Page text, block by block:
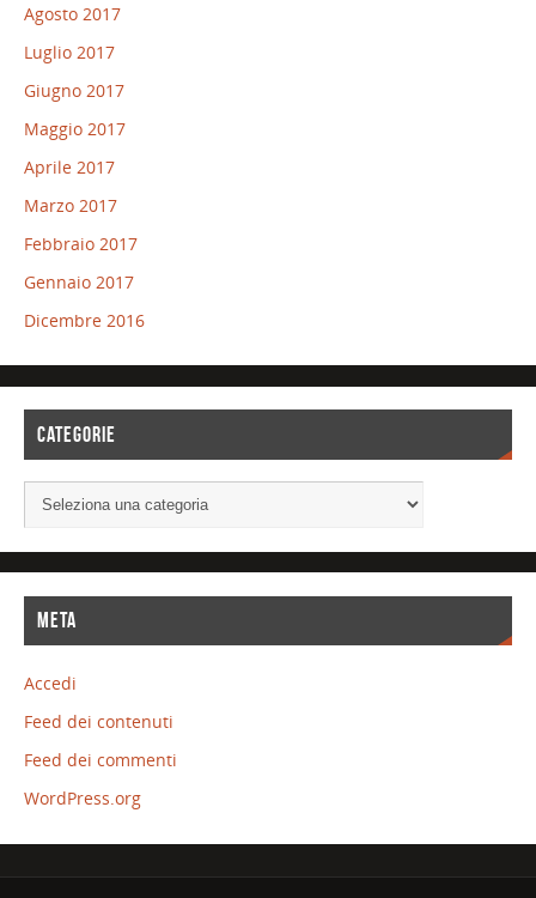
Agosto 2017
Luglio 2017
Giugno 2017
Maggio 2017
Aprile 2017
Marzo 2017
Febbraio 2017
Gennaio 2017
Dicembre 2016
CATEGORIE
META
Accedi
Feed dei contenuti
Feed dei commenti
WordPress.org